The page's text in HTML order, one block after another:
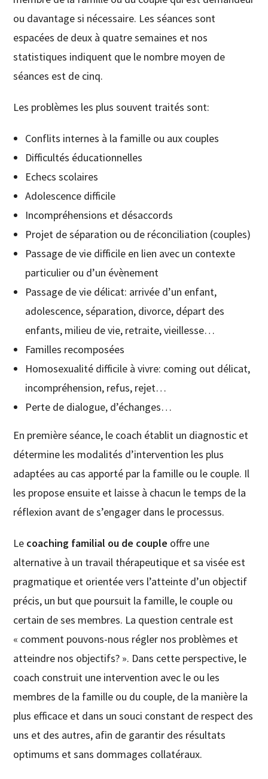
ou davantage si nécessaire. Les séances sont
espacées de deux à quatre semaines et nos
statistiques indiquent que le nombre moyen de
séances est de cinq.
Les problèmes les plus souvent traités sont:
Conflits internes à la famille ou aux couples
Difficultés éducationnelles
Echecs scolaires
Adolescence difficile
Incompréhensions et désaccords
Projet de séparation ou de réconciliation (couples)
Passage de vie difficile en lien avec un contexte
particulier ou d’un évènement
Passage de vie délicat: arrivée d’un enfant,
adolescence, séparation, divorce, départ des
enfants, milieu de vie, retraite, vieillesse…
Familles recomposées
Homosexualité difficile à vivre: coming out délicat,
incompréhension, refus, rejet…
Perte de dialogue, d’échanges…
En première séance, le coach établit un diagnostic et
détermine les modalités d’intervention les plus
adaptées au cas apporté par la famille ou le couple. Il
les propose ensuite et laisse à chacun le temps de la
réflexion avant de s’engager dans le processus.
Le coaching familial ou de couple offre une
alternative à un travail thérapeutique et sa visée est
pragmatique et orientée vers l’atteinte d’un objectif
précis, un but que poursuit la famille, le couple ou
certain de ses membres. La question centrale est
« comment pouvons-nous régler nos problèmes et
atteindre nos objectifs? ». Dans cette perspective, le
coach construit une intervention avec le ou les
membres de la famille ou du couple, de la manière la
plus efficace et dans un souci constant de respect des
uns et des autres, afin de garantir des résultats
optimums et sans dommages collatéraux.